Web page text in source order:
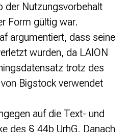
der Nutzungsvorbehalt
Form gültig war.
argumentiert, dass seine
wurden, da LAION
trotz des
Bigstockverwendet
auf die Text- und
des § 44b UrhG. Danach